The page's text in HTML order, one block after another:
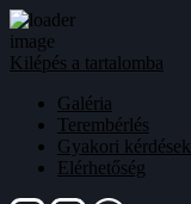
Kilépés a tartalomba
Galéria
Terembérlés
Gyakori kérdések
Elérhetőség